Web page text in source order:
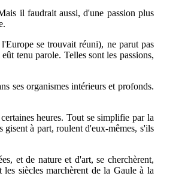
il faudrait aussi, d'une passion plus
se trouvait réuni), ne parut pas
tenu parole. Telles sont les passions,
ses organismes intérieurs et profonds.
heures. Tout se simplifie par la
à part, roulent d'eux-mêmes, s'ils
et de nature et d'art, se cherchèrent,
siècles marchèrent de la Gaule à la